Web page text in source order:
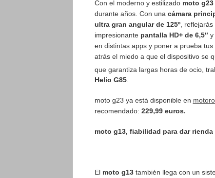
Con el moderno y estilizado moto g23
durante años. Con una cámara
ultra gran angular de 125º, reflejarás
impresionante pantalla HD+ de 6,5″ y
en distintas apps y poner a prueba
atrás el miedo a que el dispositivo se
que garantiza largas horas de ocio,
Helio G85.
moto g23 ya está disponible en
recomendado: 229,99 euros.
moto g13, fiabilidad para dar
El moto g13también llega con un